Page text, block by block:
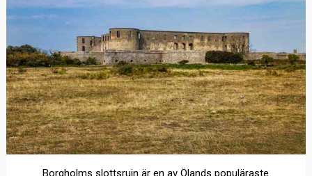
Borgholms slottsruin är en av Ölands populäraste